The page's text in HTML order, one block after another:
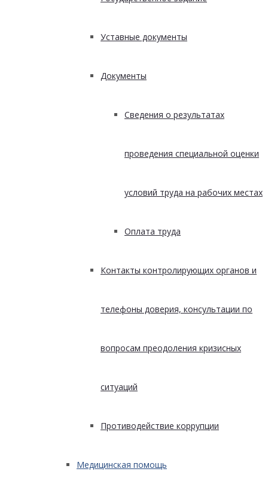
Уставные документы
Документы
Сведения о результатах
проведения специальной оценки
условий труда на рабочих местах
Оплата труда
Контакты контролирующих органов и
телефоны доверия, консультации по
вопросам преодоления кризисных
ситуаций
Противодействие коррупции
Медицинская помощь